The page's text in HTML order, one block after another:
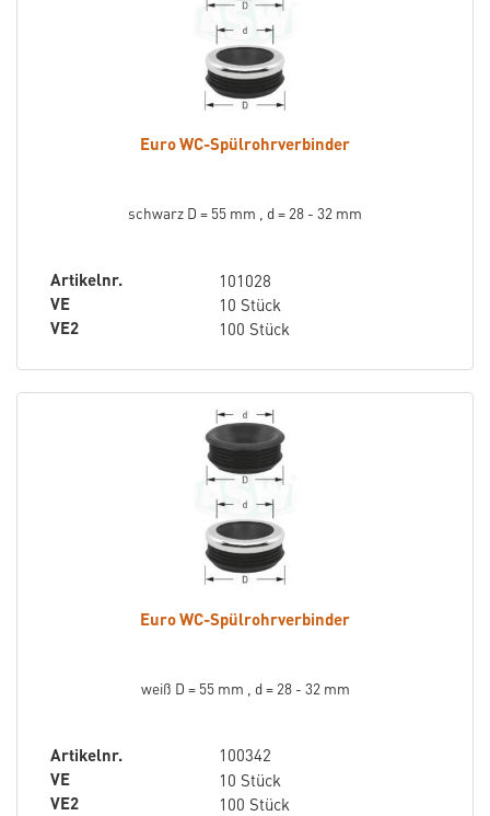
Euro WC-Spülrohrverbinder
schwarz D = 55 mm , d = 28 - 32 mm
Artikelnr.
101028
VE
10 Stück
VE2
100 Stück
Euro WC-Spülrohrverbinder
weiß D = 55 mm , d = 28 - 32 mm
Artikelnr.
100342
VE
10 Stück
VE2
100 Stück